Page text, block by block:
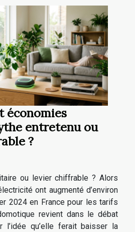
économies
entretenu ou
?
ou levier chiffrable ? Alors
ont augmenté d’environ
2024 en France pour les tarifs
revient dans le débat
l’idée qu’elle ferait baisser la